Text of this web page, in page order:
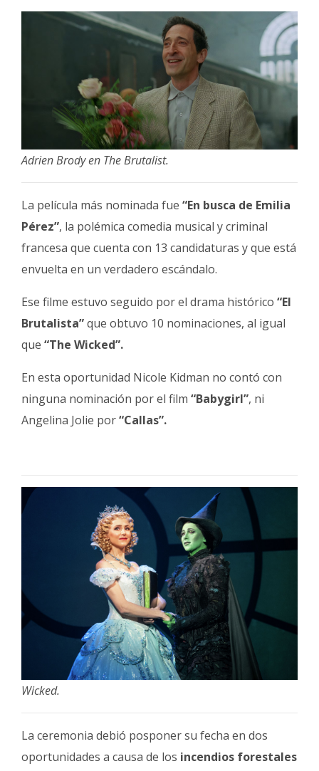
Adrien Brody en The Brutalist.
La película más nominada fue “En busca de Emilia
Pérez”, la polémica comedia musical y criminal
francesa que cuenta con 13 candidaturas y que está
envuelta en un verdadero escándalo.
Ese filme estuvo seguido por el drama histórico “El
Brutalista”que obtuvo 10 nominaciones, al igual
que “The Wicked”.
En esta oportunidad Nicole Kidman no contó con
ninguna nominación por el film “Babygirl”, ni
Angelina Jolie por“Callas”.
Wicked.
La ceremonia debió posponer su fecha en dos
oportunidades a causa de los incendios forestales